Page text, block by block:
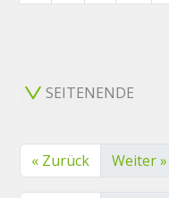
SEITENENDE
« Zurück Weiter »